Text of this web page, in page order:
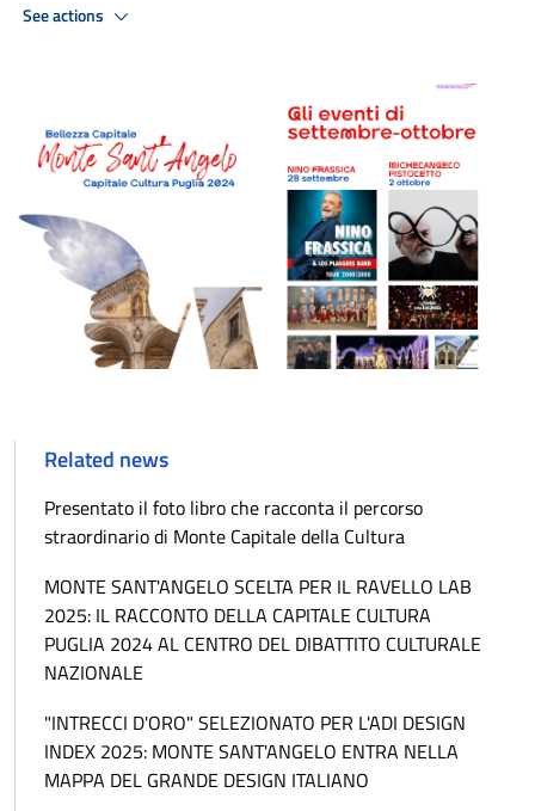
See actions
Related news
Presentato il foto libro che racconta il percorso
straordinario di Monte Capitale della Cultura
MONTE SANT'ANGELO SCELTA PER IL RAVELLO LAB
2025: IL RACCONTO DELLA CAPITALE CULTURA
PUGLIA 2024 AL CENTRO DEL DIBATTITO CULTURALE
NAZIONALE
"INTRECCI D'ORO" SELEZIONATO PER L'ADI DESIGN
INDEX 2025: MONTE SANT'ANGELO ENTRA NELLA
MAPPA DEL GRANDE DESIGN ITALIANO